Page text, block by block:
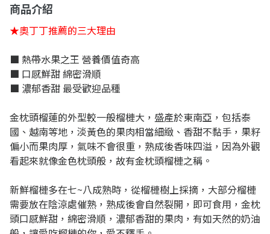
商品介紹
★奧丁丁推薦的三大理由
■ 熱帶水果之王 營養價值奇高
■ 口感鮮甜 綿密滑順
■ 濃郁香甜 最受歡迎品種
金枕頭榴蓮的外型較一般榴槤大，盛產於東南亞，包括泰
國、越南等地，淡黃色的果肉相當細緻、香甜不黏手，果籽
偏小而果肉厚，氣味不會很重，熟成後香味四溢，因為外觀
看起來就像金色枕頭般，故有金枕頭榴槤之稱。
新鮮榴槤多在七~八成熟時，從榴槤樹上採摘，大部分榴槤
需要放在陰涼處催熟，熟成後會自然裂開，即可食用，金枕
頭口感鮮甜，綿密滑順，濃郁香甜的果肉，有如天然的奶油